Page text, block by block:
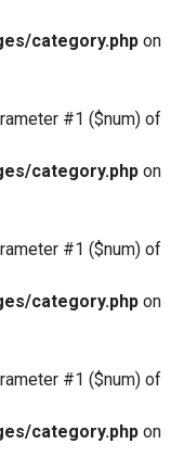
category.php on
#1 ($num) of
category.php on
#1 ($num) of
category.php on
#1 ($num) of
category.php on